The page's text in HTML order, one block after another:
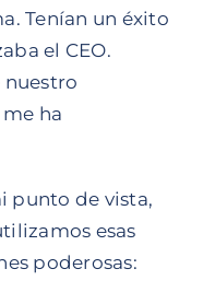
Tenían un éxito
el CEO.
nuestro
me ha
punto de vista,
esas
poderosas: